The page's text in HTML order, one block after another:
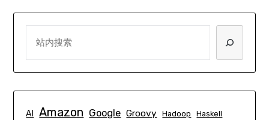
AI Amazon Google Groovy Hadoop Haskell